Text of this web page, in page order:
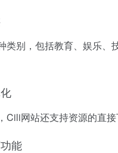
类别，包括教育、娱乐
Cili网站还支持资源的直
能